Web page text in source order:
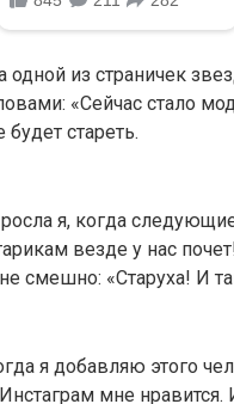
одной из страничек
«Сейчас стало
будет стареть.
я, когда
везде у нас
смешно: «Старуха! И
я добавляю этого
мне нравится.